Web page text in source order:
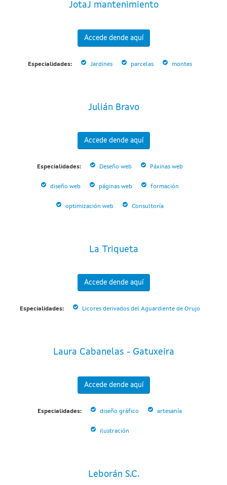
JotaJ mantenimiento
Accede dende aquí
Especialidades: Jardines parcelas montes
Julián Bravo
Accede dende aquí
Especialidades: Deseño web Páxinas web
diseño web páginas web formación
optimización web Consultoría
La Triqueta
Accede dende aquí
Especialidades: Licores derivados del Aguardiente de Orujo
Laura Cabanelas - Gatuxeira
Accede dende aquí
Especialidades: diseño gráfico artesanía
ilustración
Leborán S.C.